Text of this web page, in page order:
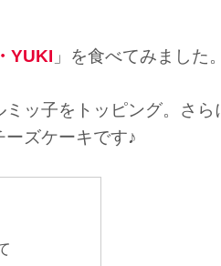
YUKI 」を食べてみました。
ッ子をトッピング。さら
ーズケーキです♪